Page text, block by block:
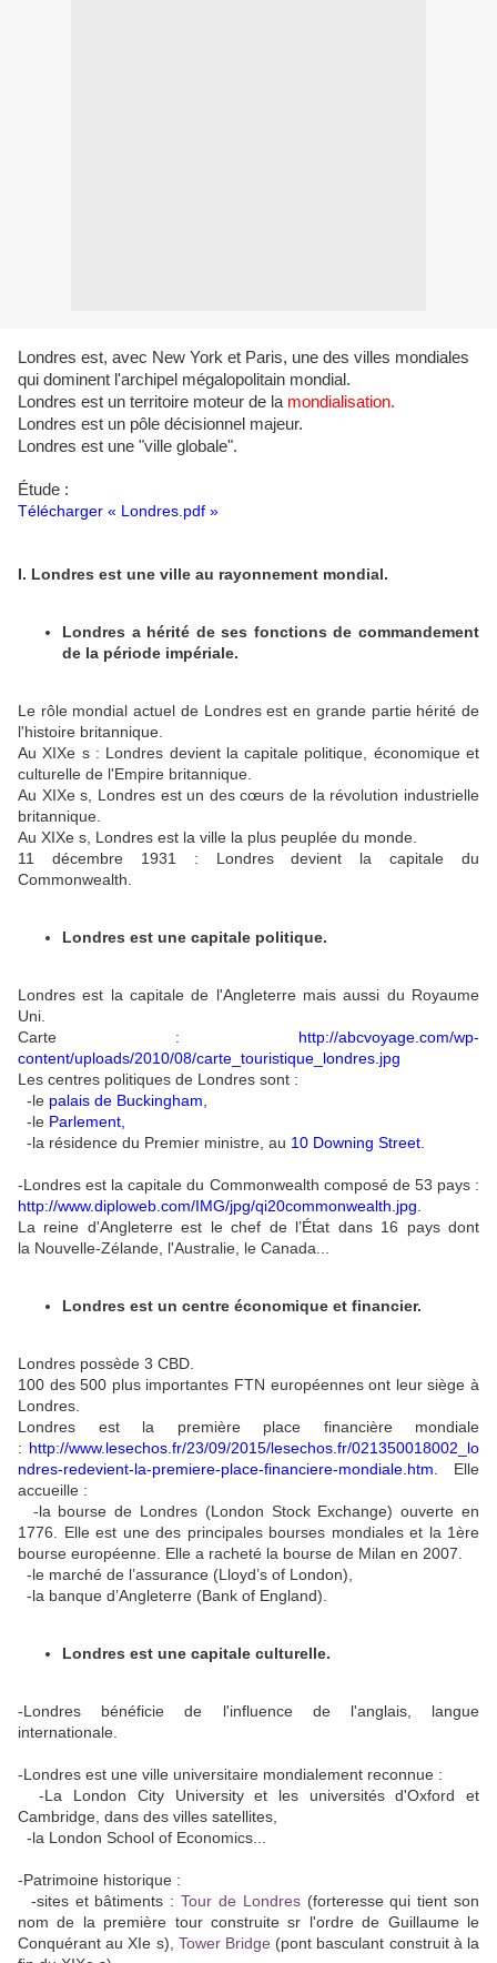
Londres est, avec New York et Paris, une des villes mondiales
qui dominent l'archipel mégalopolitain mondial.
Londres est un territoire moteur de la mondialisation.
Londres est un pôle décisionnel majeur.
Londres est une "ville globale".
Étude :
Télécharger « Londres.pdf »
I. Londres est une ville au rayonnement mondial.
Londres a hérité de ses fonctions de commandement
de la période impériale.
Le rôle mondial actuel de Londres est en grande partie hérité de
l'histoire britannique.
Au XIXe s : Londres devient la capitale politique, économique et
culturelle de l'Empire britannique.
Au XIXe s, Londres est un des cœurs de la révolution industrielle
britannique.
Au XIXe s, Londres est la ville la plus peuplée du monde.
11 décembre 1931 : Londres devient la capitale du
Commonwealth.
Londres est une capitale politique.
Londres est la capitale de l'Angleterre mais aussi du Royaume
Uni.
Carte : http://abcvoyage.com/wp-
content/uploads/2010/08/carte_touristique_londres.jpg
Les centres politiques de Londres sont :
-le palais de Buckingham
-le Parlement
-la résidence du Premier ministre, au 10 Downing Street
-Londres est la capitale du Commonwealth composé de 53 pays :
http://www.diploweb.com/IMG/jpg/qi20commonwealth.jpg
La reine d'Angleterre est le chef de l’État dans 16 pays dont
la Nouvelle-Zélande, l'Australie, le Canada...
Londres est un centre économique et financier.
Londres possède 3 CBD.
100 des 500 plus importantes FTN européennes ont leur siège à
Londres.
Londres est la première place financière mondiale
: http://www.lesechos.fr/23/09/2015/lesechos.fr/021350018002_lo
ndres-redevient-la-premiere-place-financiere-mondiale.htm.
Elle
accueille :
-la bourse de Londres (London Stock Exchange) ouverte en
1776. Elle est une des principales bourses mondiales et la 1ère
bourse européenne. Elle a racheté la bourse de Milan en 2007.
-le marché de l’assurance (Lloyd’s of London),
-la banque d’Angleterre (Bank of England).
Londres est une capitale culturelle.
-Londres bénéficie de l'influence de l'anglais, langue
internationale.
-Londres est une ville universitaire mondialement reconnue :
-La London City University et les universités d'Oxford et
Cambridge, dans des villes satellites,
-la London School of Economics...
-Patrimoine historique :
-sites et bâtiments : Tour de Londres (forteresse qui tient son
nom de la première tour construite sr l'ordre de Guillaume le
Conquérant au XIe s), Tower Bridge (pont basculant construit à la